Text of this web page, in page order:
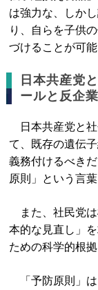
は強力な、しか
り、自らを子供
づけることが可能
日本共産党
ールと反企
日本共産党と社
て、既存の遺伝
義務付けるべき
原則」という言
また、社民党は
本的な見直し」
ための科学的根
「予防原則」は